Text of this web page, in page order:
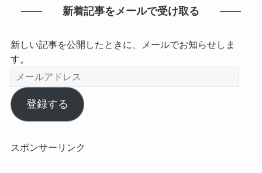
新着記事をメールで受け取る
新しい記事を公開したときに、メールでお知らせしま
す。
メ
ー
ル
ア
レ
登録する
スポンサーリンク